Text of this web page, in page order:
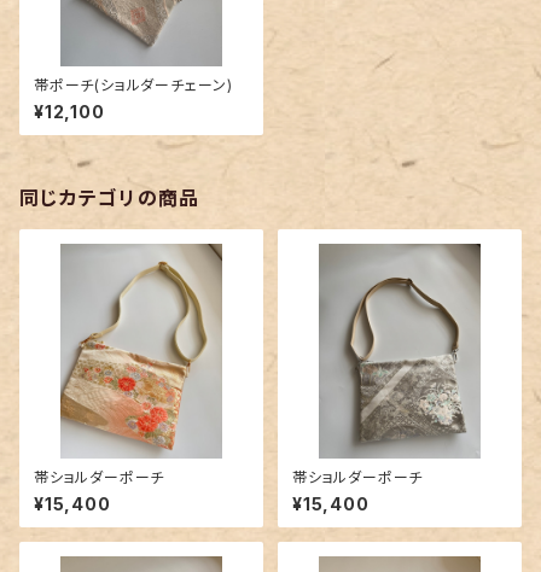
帯ポーチ(ショルダーチェーン)
¥12,100
同じカテゴリの商品
帯ショルダーポーチ
¥15,400
帯ショルダーポーチ
¥15,400